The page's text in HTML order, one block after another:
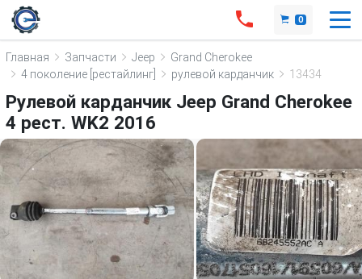
0
Главная Запчасти Jeep
Grand Cherokee
4 поколение [рестайлинг]
рулевой карданчик 13434
Рулевой карданчик Jeep Grand Cherokee
4 рест. WK2 2016